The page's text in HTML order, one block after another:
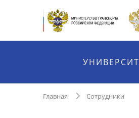
Главная Сотрудники